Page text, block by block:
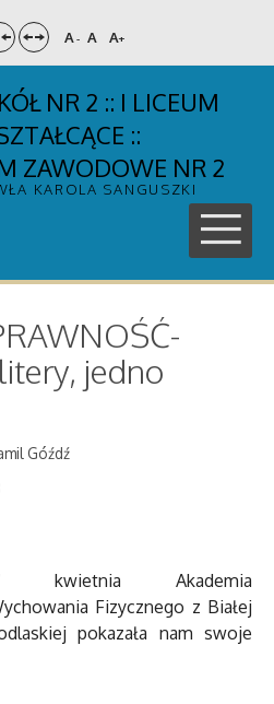
A- A A+
NR 2 :: I LICEUM
::
ZAWODOWE NR 2
KAROLA SANGUSZKI
jedno
Góźdź
kwietnia Akademia
Fizycznego z Białej
pokazała nam swoje